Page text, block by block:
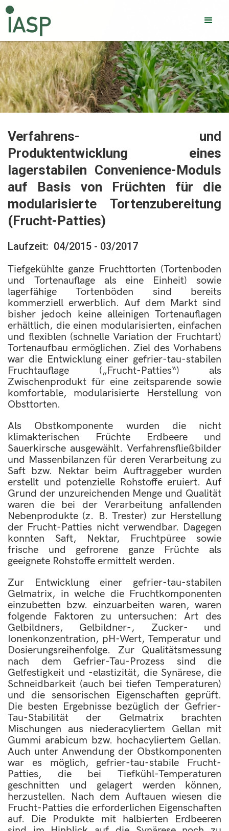
Verfahrens- und
Produktentwicklung eines
lagerstabilen Convenience-Moduls
auf Basis von Früchten für die
modularisierte Tortenzubereitung
(Frucht-Patties)
Laufzeit: 04/2015 - 03/2017
Tiefgekühlte ganze Fruchttorten (Tortenboden
und Tortenauflage als eine Einheit) sowie
lagerfähige Tortenböden sind bereits
kommerziell erwerblich. Auf dem Markt sind
bisher jedoch keine alleinigen Tortenauflagen
erhältlich, die einen modularisierten, einfachen
und flexiblen (schnelle Variation der Fruchtart)
Tortenaufbau ermöglichen. Ziel des Vorhabens
war die Entwicklung einer gefrier-tau-stabilen
Fruchtauflage („Frucht-Patties“) als
Zwischenprodukt für eine zeitsparende sowie
komfortable, modularisierte Herstellung von
Obsttorten.
Als Obstkomponente wurden die nicht
klimakterischen Früchte Erdbeere und
Sauerkirsche ausgewählt. Verfahrensfließbilder
und Massenbilanzen für deren Verarbeitung zu
Saft bzw. Nektar beim Auftraggeber wurden
erstellt und potenzielle Rohstoffe eruiert. Auf
Grund der unzureichenden Menge und Qualität
waren die bei der Verarbeitung anfallenden
Nebenprodukte (z. B. Trester) zur Herstellung
der Frucht-Patties nicht verwendbar. Dagegen
konnten Saft, Nektar, Fruchtpüree sowie
frische und gefrorene ganze Früchte als
geeignete Rohstoffe ermittelt werden.
Zur Entwicklung einer gefrier-tau-stabilen
Gelmatrix, in welche die Fruchtkomponenten
einzubetten bzw. einzuarbeiten waren, waren
folgende Faktoren zu untersuchen: Art des
Gelbildners, Gelbildner-, Zucker- und
Ionenkonzentration, pH-Wert, Temperatur und
Dosierungsreihenfolge. Zur Qualitätsmessung
nach dem Gefrier-Tau-Prozess sind die
Gelfestigkeit und -elastizität, die Synärese, die
Schneidbarkeit (auch bei tiefen Temperaturen)
und die sensorischen Eigenschaften geprüft.
Die besten Ergebnisse bezüglich der Gefrier-
Tau-Stabilität der Gelmatrix brachten
Mischungen aus niederacyliertem Gellan mit
Gummi arabicum bzw. hochacyliertem Gellan.
Auch unter Anwendung der Obstkomponenten
war es möglich, gefrier-tau-stabile Frucht-
Patties, die bei Tiefkühl-Temperaturen
geschnitten und gelagert werden können,
herzustellen. Nach dem Auftauen wiesen die
Frucht-Patties die erforderlichen Eigenschaften
auf. Die Produkte mit halbierten Erdbeeren